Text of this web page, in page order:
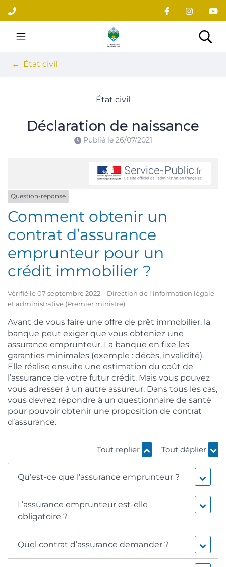
Aller
au
contenu
Site officiel du village
État civil
État civil
Déclaration de naissance
Publié le 26/07/2021
Question-réponse
Comment obtenir un
contrat d’assurance
emprunteur pour un
crédit immobilier ?
Vérifié le 07 septembre 2022 – Direction de l’information légale
et administrative (Premier ministre)
Avant de vous faire une offre de prêt immobilier, la
banque peut exiger que vous obteniez une
assurance emprunteur. La banque en fixe les
garanties minimales (exemple : décès, invalidité).
Elle réalise ensuite une estimation du coût de
l’assurance de votre futur crédit. Mais vous pouvez
vous adresser à un autre assureur. Dans tous les cas,
vous devrez répondre à un questionnaire de santé
pour pouvoir obtenir une proposition de contrat
d’assurance.
Tout replier Tout déplier
Qu’est-ce que l’assurance emprunteur ?
L’assurance emprunteur est-elle
obligatoire ?
Quel contrat d’assurance demander ?